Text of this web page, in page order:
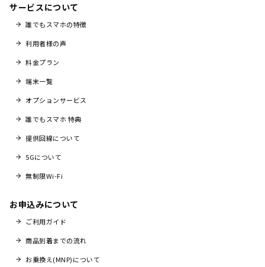
サービスについて
誰でもスマホの特徴
利用者様の声
料金プラン
端末一覧
オプションサービス
誰でもスマホ 特典
提供回線について
5Gについて
無制限Wi-Fi
お申込みについて
ご利用ガイド
商品到着までの流れ
お乗換え(MNP)について